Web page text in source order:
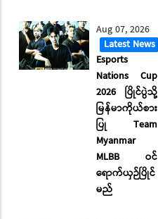
Aug 07, 2026
Latest News
Esports
Nations Cup
2026 ပြိုင်ပွဲသို့
မြန်မာကိုယ်စား
ပြု Team
Myanmar
MLBB ဝင်
ရောက်ယှဉ်ပြိုင်
မည်